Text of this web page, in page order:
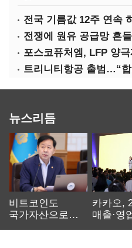
뉴스리듬
비트코인도
국가자산으로…'
카카오,
매출·영